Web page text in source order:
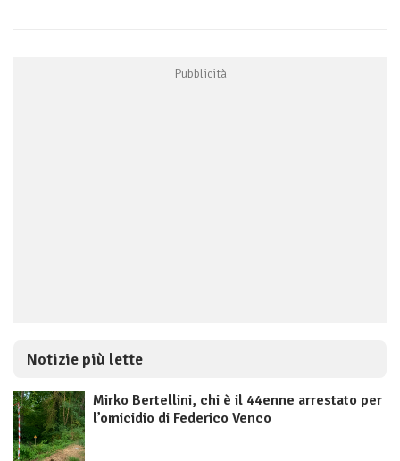
Notizie più lette
Mirko Bertellini, chi è il 44enne arrestato per
l’omicidio di Federico Venco